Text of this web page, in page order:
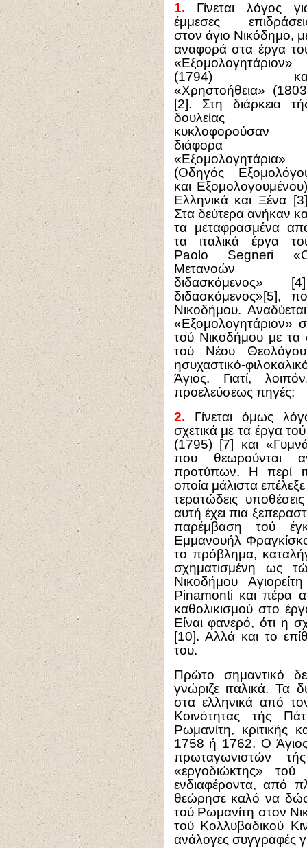
1. Γίνεται λόγος
έμμεσες
στον άγιο Νικόδημο,
αναφορά στα έργα
«Εξομολογητάριον»
(1794)
«Χρηστοήθεια»
[2]. Στη διάρκεια
δουλείας
κυκλοφορούσαν
διάφορα
«Εξομολογητάρια»
(Οδηγός
και
Ελληνικά και Ξένα
Στα δεύτερα ανήκαν
τα μεταφρασμένα
τα ιταλικά έργα
Paolo Segneri
Μετανοών
διδασκόμενος»
διδασκόμενος»[5],
Νικοδήμου.
«Εξομολογητάριον»
τού Νικοδήμου με τα
τού Νέου
ησυχαστικό-
Άγιος. Γιατί,
προελεύσεως πηγές;
2. Γίνεται όμως
σχετικά με τα έργα
(1795) [7] και
που θεωρούνται
προτύπων. Η περί
οποία μάλιστα
τερατώδεις
αυτή έχει πια
παρέμβαση τού
Εμμανουήλ
το πρόβλημα,
σχηματισμένη ως
Νικοδήμου
Pinamonti και πέρα
καθολικισμού στο
Είναι φανερό, ότι η
[10]. Αλλά και το
του.
Πρώτο σημαντικό
γνώριζε ιταλικά. Τα
στα ελληνικά από
Κοινότητας τής
Ρωμανίτη, κριτικής
1758 ή 1762. Ο
πρωταγωνιστών
«εργοδιώκτης» τού
ενδιαφέροντα, από
θεώρησε καλό να
τού Ρωμανίτη στον
τού Κολλυβαδικού
ανάλογες συγγραφές